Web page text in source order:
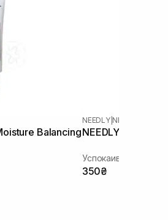
Balancing
NEEDLY| NEEDLY
NEEDLY
Успокаивающий
350₴